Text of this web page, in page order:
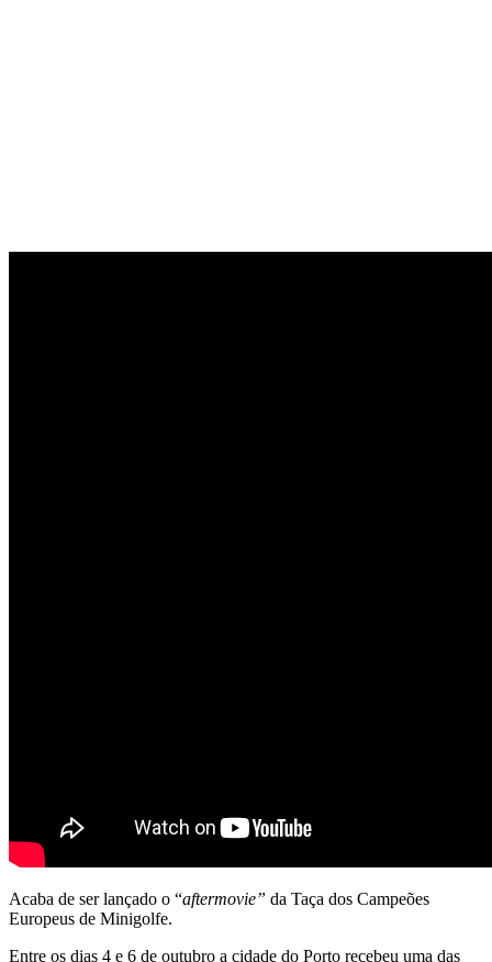
Acaba de ser lançado o “aftermovie” da Taça dos Campeões
Europeus de Minigolfe.
Entre os dias 4 e 6 de outubro a cidade do Porto recebeu uma das